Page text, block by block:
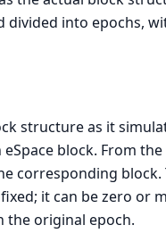
divided into epochs,
structure as it
block. From the
corresponding block.
it can be zero or
the original epoch.